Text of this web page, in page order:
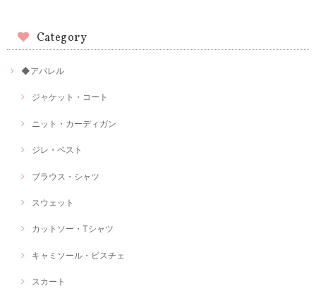
Category
◆アパレル
ジャケット・コート
ニット・カーディガン
ジレ・ベスト
ブラウス・シャツ
スウェット
カットソー・Tシャツ
キャミソール・ビスチェ
スカート